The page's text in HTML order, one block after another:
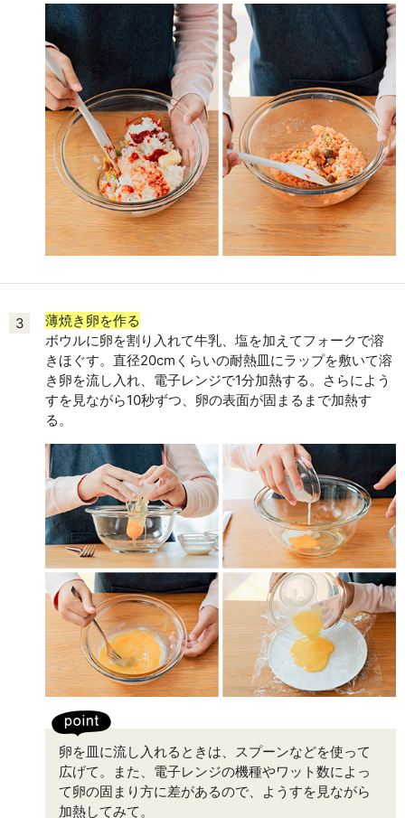
3
薄焼き卵を作る
ボウルに卵を割り入れて牛乳、塩を加えてフォークで溶
きほぐす。直径20cmくらいの耐熱皿にラップを敷いて溶
き卵を流し入れ、電子レンジで1分加熱する。さらによう
すを見ながら10秒ずつ、卵の表面が固まるまで加熱す
る。
卵を皿に流し入れるときは、スプーンなどを使って
広げて。また、電子レンジの機種やワット数によっ
て卵の固まり方に差があるので、ようすを見ながら
加熱してみて。